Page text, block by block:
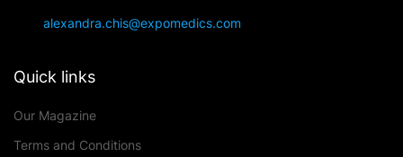
alexandra.chis@expomedics.com
Quick links
Our Magazine
Terms and Conditions